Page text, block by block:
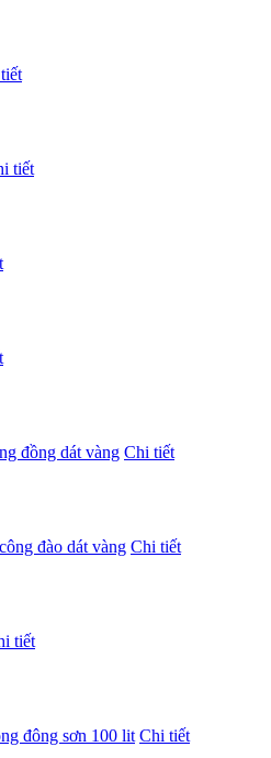
tiết
đồng dát vàng Chi tiết
đào dát vàng Chi tiết
tiết
đông sơn 100 lit Chi tiết